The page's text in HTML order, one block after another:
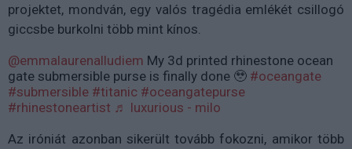
projektet, mondván, egy valós tragédia emlékét csillogó
giccsbe burkolni több mint kínos.
@emmalaurenalludiem My 3d printed rhinestone ocean
gate submersible purse is finally done 🥹 #oceangate
#submersible #titanic #oceangatepurse
#rhinestoneartist ♬ luxurious - milo
Az iróniát azonban sikerült tovább fokozni, amikor több